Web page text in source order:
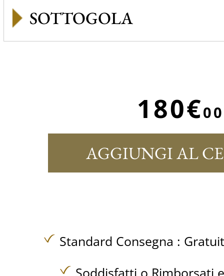
SOTTOGOLA
180€00
AGGIUNGI AL
Standard Consegna :
Soddisfatti o Rimborsati